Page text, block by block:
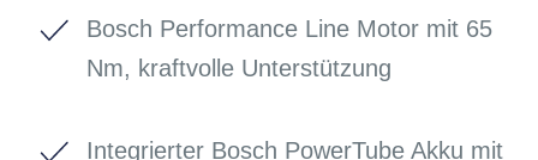
Bosch Performance Line Motor mit 65
Nm, kraftvolle Unterstützung
Integrierter Bosch PowerTube Akku mit